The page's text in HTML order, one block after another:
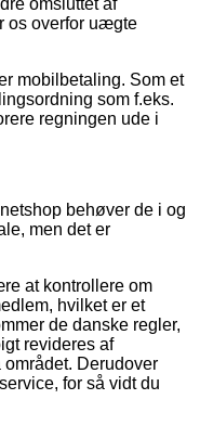
os overfor uægte
mobilbetaling. Som et
som f.eks.
regningen ude i
behøver de i og
men det er
at kontrollere om
hvilket er et
de danske regler,
revideres af
Derudover
for så vidt du